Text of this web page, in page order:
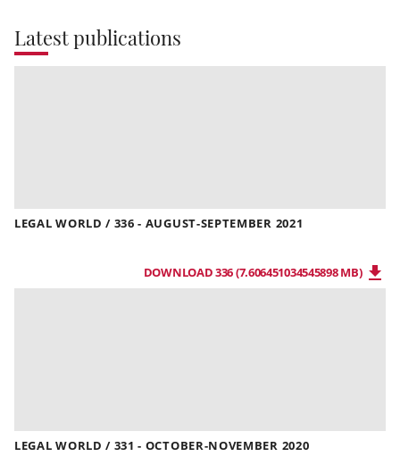
Latest publications
LEGAL WORLD / 336 - AUGUST-SEPTEMBER 2021
DOWNLOAD 336 (7.606451034545898 MB)
LEGAL WORLD / 331 - OCTOBER-NOVEMBER 2020